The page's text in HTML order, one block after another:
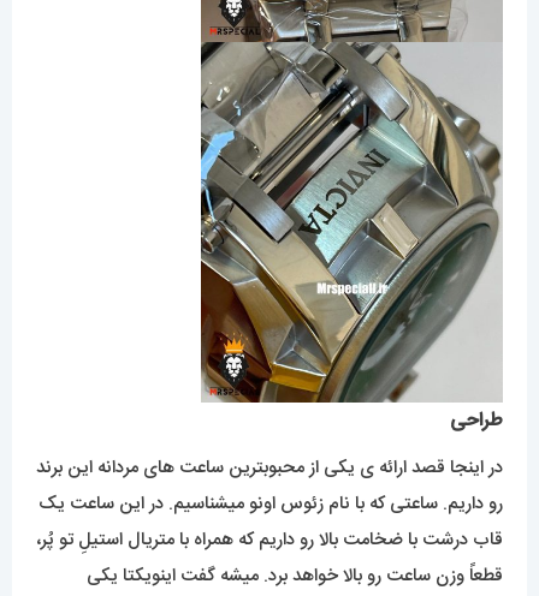
طراحی
در اینجا قصد ارائه ی یکی از محبوبترین ساعت های مردانه این برند
رو داریم. ساعتی که با نام زئوس اونو میشناسیم. در این ساعت یک
قاب درشت با ضخامت بالا رو داریم که همراه با متریال استیلِ تو پُر،
قطعاً وزن ساعت رو بالا خواهد برد. میشه گفت اینویکتا یکی